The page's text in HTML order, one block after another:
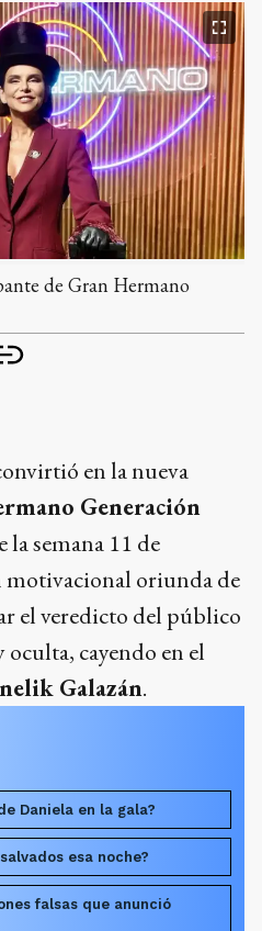
de Gran Hermano
en la nueva
Generación
semana 11 de
motivacional oriunda de
el veredicto del público
oculta, cayendo en el
Galazán.
Daniela en la gala?
esa noche?
falsas que anunció